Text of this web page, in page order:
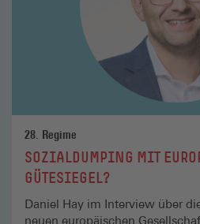
28. Regime
SOZIALDUMPING MIT
GÜTESIEGEL?
Daniel Hay im Interview über
neuen europäischen